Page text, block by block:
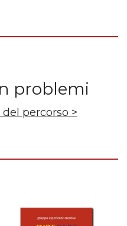
problemi
percorso >